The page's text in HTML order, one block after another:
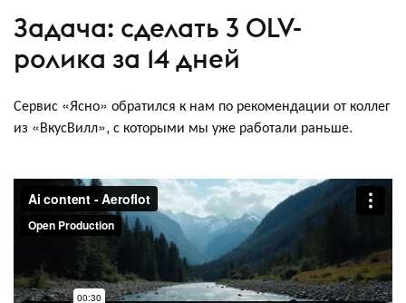
Задача: сделать 3 OLV-
ролика за 14 дней
Сервис «Ясно» обратился к нам по рекомендации от коллег
из «ВкусВилл‎», с которыми мы уже работали раньше.